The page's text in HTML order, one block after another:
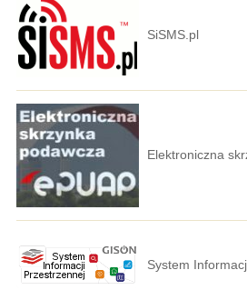
SiSMS.pl
Elektroniczna
System